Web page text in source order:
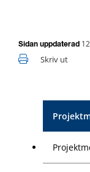
Sidan uppdaterad
Skriv ut